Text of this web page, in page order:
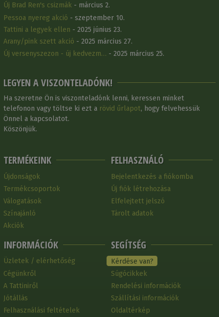
Új Brad Ren's csizmák - március 2.
Pessoa nyereg akció - szeptember 10.
Tattini a legyek ellen - 2025 június 23.
Arany/pink szett akció - 2025 március 27.
Új versenyszezon - új kedvezm… - 2025 március 25.
LEGYEN A VISZONTELADÓNK!
Ha szeretne Ön is viszonteladónk lenni, keressen minket
telefonon vagy töltse ki ezt a rövid űrlapot, hogy felvehessük
Önnel a kapcsolatot.
Köszönjük.
TERMÉKEINK
Újdonságok
Termékcsoportok
Válogatások
Színajánló
Akciók
INFORMÁCIÓK
Üzletek / elérhetőség
Cégünkről
A Tattiniről
Jótállás
Felhasználási feltételek
FELHASZNÁLÓ
Bejelentkezés a fiókomba
Új fiók létrehozása
Elfelejtett jelszó
Tárolt adatok
SEGÍTSÉG
Kérdése van?
Súgócikkek
Rendelési információk
Szállítási információk
Oldaltérkép